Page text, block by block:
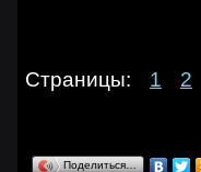
Страницы: 1 2
Поделиться…